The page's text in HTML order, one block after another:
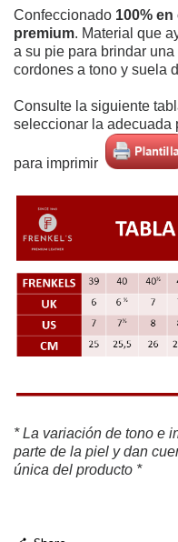
Confeccionado 100%
premium. Material que
a su pie para brindar
cordones a tono y suela
Consulte la siguiente
seleccionar la adecuada
para imprimir
* La variación de tono e
parte de la piel y dan
única del producto *